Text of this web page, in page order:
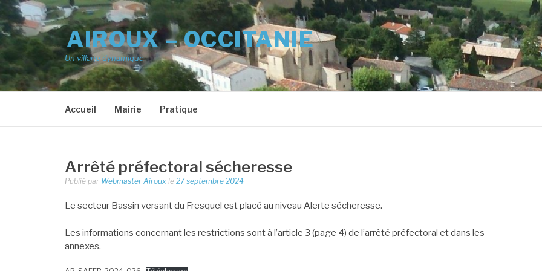
Aller
au
contenu
AIROUX – OCCITANIE
Un village dynamique
Accueil Mairie Pratique
Arrêté préfectoral sécheresse
Publié par Webmaster Airoux le27 septembre 2024
Le secteur Bassin versant du Fresquel est placé au niveau Alerte sécheresse.
Les informations concernant les restrictions sont à l’article 3 (page 4) de l’arrêté préfectoral et dans les
annexes.